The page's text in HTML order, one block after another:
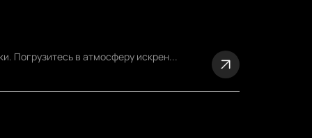
Погрузитесь в атмосферу искрен...